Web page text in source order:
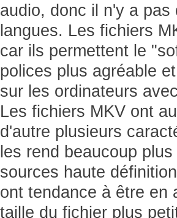
audio, donc il n'y a
langues. Les fichiers
car ils permettent le
polices plus agréable
sur les ordinateurs
Les fichiers MKV ont
d'autre plusieurs
les rend beaucoup
sources haute
ont tendance à être en
taille du fichier plus